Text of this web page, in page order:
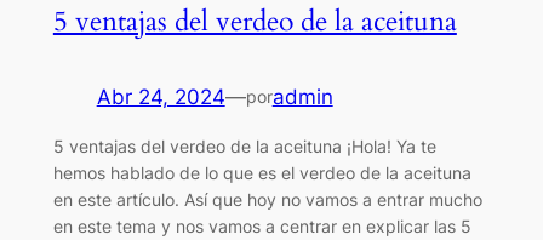
5 ventajas del verdeo de la aceituna
Abr 24, 2024—poradmin
5 ventajas del verdeo de la aceituna ¡Hola! Ya te
hemos hablado de lo que es el verdeo de la aceituna
en este artículo. Así que hoy no vamos a entrar mucho
en este tema y nos vamos a centrar en explicar las 5